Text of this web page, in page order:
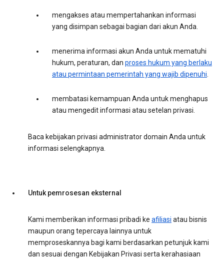
mengakses atau mempertahankan informasi
yang disimpan sebagai bagian dari akun Anda.
menerima informasi akun Anda untuk mematuhi
hukum, peraturan, dan proses hukum yang berlaku
atau permintaan pemerintah yang wajib dipenuhi.
membatasi kemampuan Anda untuk menghapus
atau mengedit informasi atau setelan privasi.
Baca kebijakan privasi administrator domain Anda untuk
informasi selengkapnya.
Untuk pemrosesan eksternal
Kami memberikan informasi pribadi ke afiliasi atau bisnis
maupun orang tepercaya lainnya untuk
memproseskannya bagi kami berdasarkan petunjuk kami
dan sesuai dengan Kebijakan Privasi serta kerahasiaan